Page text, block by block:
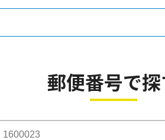
郵便番号で